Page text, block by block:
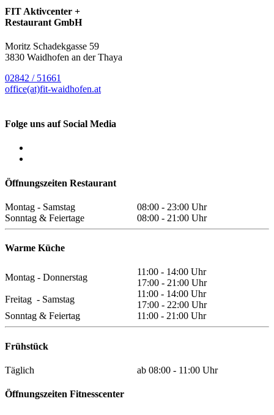
FIT Aktivcenter +
Restaurant GmbH
Moritz Schadekgasse 59
3830 Waidhofen an der Thaya
02842 / 51661
office(at)fit-waidhofen.at
Folge uns auf Social Media
Öffnungszeiten Restaurant
Montag - Samstag
08:00 - 23:00 Uhr
Sonntag & Feiertage
08:00 - 21:00 Uhr
Warme Küche
Montag - Donnerstag
11:00 - 14:00 Uhr
17:00 - 21:00 Uhr
Freitag - Samstag
11:00 - 14:00 Uhr
17:00 - 22:00 Uhr
Sonntag & Feiertag
11:00 - 21:00 Uhr
Frühstück
Täglich ab 08:00 - 11:00 Uhr
Öffnungszeiten Fitnesscenter